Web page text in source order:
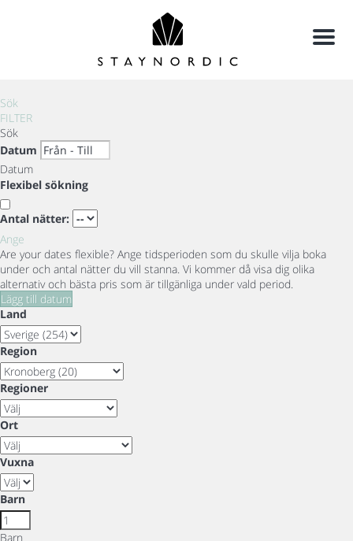
Meny
Sök
FILTER
Sök
Datum
Datum
Flexibel sökning
Antal nätter:
Ange
Are your dates flexible? Ange tidsperioden som du skulle vilja boka
under och antal nätter du vill stanna. Vi kommer då visa dig olika
alternativ och bästa pris som är tillgänliga under vald period.
Lägg till datum
Land
Region
Regioner
Ort
Vuxna
Barn
Barn